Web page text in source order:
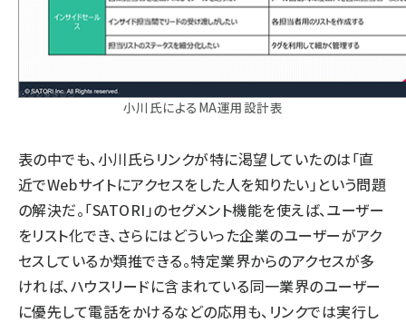
小川氏によるMA運用設計表
表の中でも、小川氏らリンクが特に渇望していたのは「直
近でWebサイトにアクセスをした人を知りたい」という問題
の解決だ。「SATORI」のセグメント機能を使えば、ユーザー
をリスト化でき、さらにはどういった企業のユーザーがアク
セスしているか類推できる。特定業界からのアクセスが多
ければ、ハウスリードに含まれている同一業界のユーザー
に優先して電話をかけるなどの応用も、リンクでは実行し